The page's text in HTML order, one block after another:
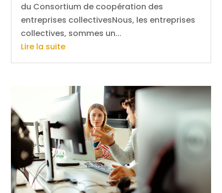
du Consortium de coopération des
entreprises collectivesNous, les entreprises
collectives, sommes un...
Lire la suite